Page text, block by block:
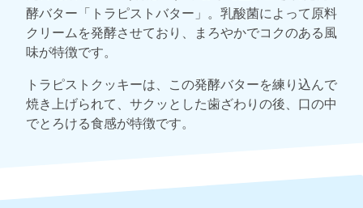
酵バター「トラピストバター」。乳酸菌によって原料
クリームを発酵させており、まろやかでコクのある風
味が特徴です。
トラピストクッキーは、この発酵バターを練り込んで
焼き上げられて、サクッとした歯ざわりの後、口の中
でとろける食感が特徴です。